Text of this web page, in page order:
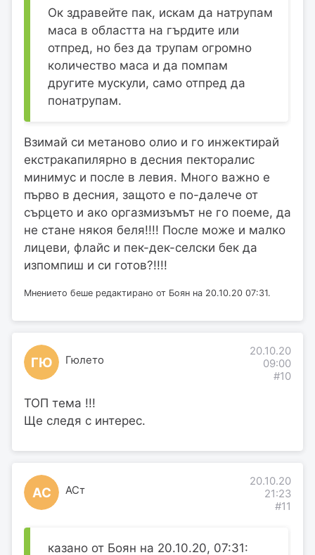
Ок здравейте пак, искам да натрупам
маса в областта на гърдите или
отпред, но без да трупам огромно
количество маса и да помпам
другите мускули, само отпред да
понатрупам.
Взимай си метаново олио и го инжектирай
екстракапилярно в десния пекторалис
минимус и после в левия. Много важно е
първо в десния, защото е по-далече от
сърцето и ако оргазмизъмът не го поеме, да
не стане някоя беля!!!! После може и малко
лицеви, флайс и пек-дек-селски бек да
изпомпиш и си готов?!!!!
Мнението беше редактирано от Боян на 20.10.20 07:31.
ГЮ Гюлето
20.10.20
09:00
#10
ТОП тема !!!
Ще следя с интерес.
АС АСт
20.10.20
21:23
#11
казано от Боян на 20.10.20, 07:31: